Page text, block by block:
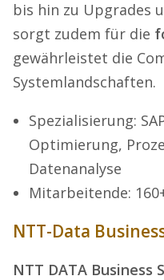
bis hin zu Upgrades
sorgt zudem für die
gewährleistet die
Systemlandschaften.
Spezialisierung:
Optimierung,
Datenanalyse
Mitarbeitende:
NTT-Data
NTT DATA Business